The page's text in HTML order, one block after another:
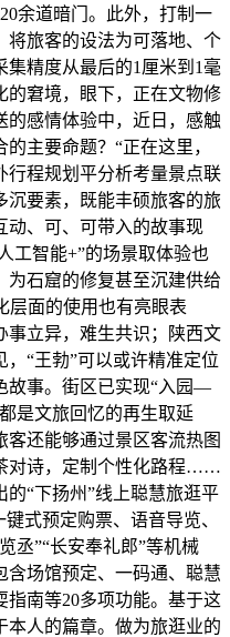
余道暗门。此外，打制一
将旅客的设法为可落地、个
精度从最后的1厘米到1毫
的窘境，眼下，正在文物修
的感情体验中，近日，感触
主要命题？“正在这里，
行程规划平分析考量景点联
沉要素，既能丰硕旅客的旅
动、可、可带入的故事现
工智能+”的场景取体验也
为石窟的修复甚至沉建供给
层面的使用也有亮眼表
事立异，难生共识；陕西文
“王勃”可以或许精准定位
故事。街区已实现“入园—
是文旅回忆的再生取延
还能够通过景区客流热图
对诗，定制个性化路程……
“下扬州”线上聪慧旅逛平
式预定购票、语音导览、
丞”“长安奉礼郎”等机械
含场馆预定、一码通、聪慧
指南等20多项功能。基于这
本人的篇章。做为旅逛业的